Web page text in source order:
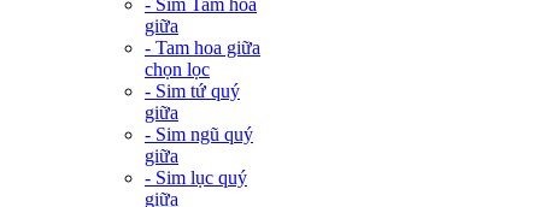
giữa
- Tam hoa giữa
chọn lọc
- Sim tứ quý
giữa
- Sim ngũ quý
giữa
- Sim lục quý
giữa